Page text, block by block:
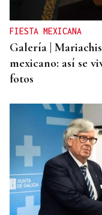
FIESTA MEXICANA
Galería |
mexicano: así se
fotos